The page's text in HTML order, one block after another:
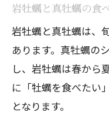
岩牡蠣と真牡蠣の食
岩牡蠣と真牡蠣は、
あります。真牡蠣の
し、岩牡蠣は春から
に「牡蠣を食べたい
となります。